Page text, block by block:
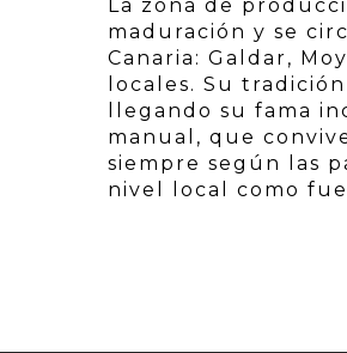
La zona de
maduración y se
Canaria: Galdar,
locales. Su
llegando su fama
manual, que
siempre según las
nivel local como